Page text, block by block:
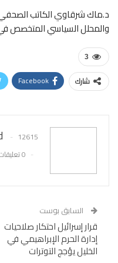
د.ماك شرقاوي الكاتب
والمحلل السياسي المتخصص
3
شارك Facebook
12615 المشاركات
0 تعليقات
السابق بوست
قرار إسرائيل احتكار صلاحيات
إدارة الحرم الإبراهيمي في
الخليل يؤجج التوترات